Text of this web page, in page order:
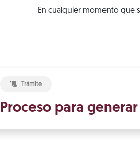
En cualquier momento que
Trámite
Proceso para